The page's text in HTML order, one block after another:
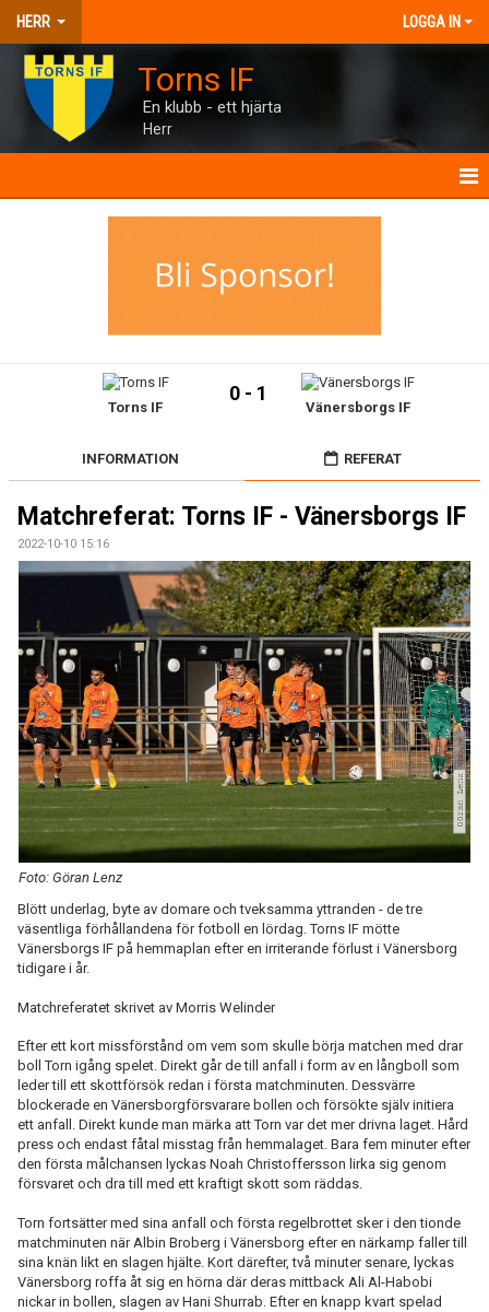
HERR LOGGA IN
Torns IF
En klubb - ett hjärta
Herr
BILDGALLERI
ÅRETS TORNARE
Torns IF
0 - 1
Vänersborgs IF
INFORMATION REFERAT
Matchreferat: Torns IF - Vänersborgs IF
2022-10-10 15:16
Foto: Göran Lenz
Blött underlag, byte av domare och tveksamma yttranden - de tre
väsentliga förhållandena för fotboll en lördag. Torns IF mötte
Vänersborgs IF på hemmaplan efter en irriterande förlust i Vänersborg
tidigare i år.
Matchreferatet skrivet av Morris Welinder
Efter ett kort missförstånd om vem som skulle börja matchen med drar
boll Torn igång spelet. Direkt går de till anfall i form av en långboll som
leder till ett skottförsök redan i första matchminuten. Dessvärre
blockerade en Vänersborgförsvarare bollen och försökte själv initiera
ett anfall. Direkt kunde man märka att Torn var det mer drivna laget. Hård
press och endast fåtal misstag från hemmalaget. Bara fem minuter efter
den första målchansen lyckas Noah Christoffersson lirka sig genom
försvaret och dra till med ett kraftigt skott som räddas.
Torn fortsätter med sina anfall och första regelbrottet sker i den tionde
matchminuten när Albin Broberg i Vänersborg efter en närkamp faller till
sina knän likt en slagen hjälte. Kort därefter, två minuter senare, lyckas
Vänersborg roffa åt sig en hörna där deras mittback Ali Al-Habobi
nickar in bollen, slagen av Hani Shurrab. Efter en knapp kvart spelad